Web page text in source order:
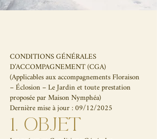
CONDITIONS GÉNÉRALES
D’ACCOMPAGNEMENT (CGA)
(Applicables aux accompagnements Floraison
– Éclosion – Le Jardin et toute prestation
proposée par Maison Nymphéa)
Dernière mise à jour : 09/12/2025
1. OBJET